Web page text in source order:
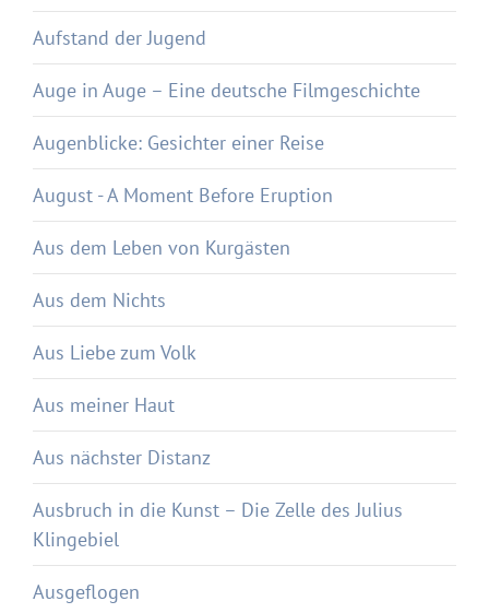
Aufstand der Jugend
Auge in Auge – Eine deutsche Filmgeschichte
Augenblicke: Gesichter einer Reise
August - A Moment Before Eruption
Aus dem Leben von Kurgästen
Aus dem Nichts
Aus Liebe zum Volk
Aus meiner Haut
Aus nächster Distanz
Ausbruch in die Kunst – Die Zelle des Julius
Klingebiel
Ausgeflogen